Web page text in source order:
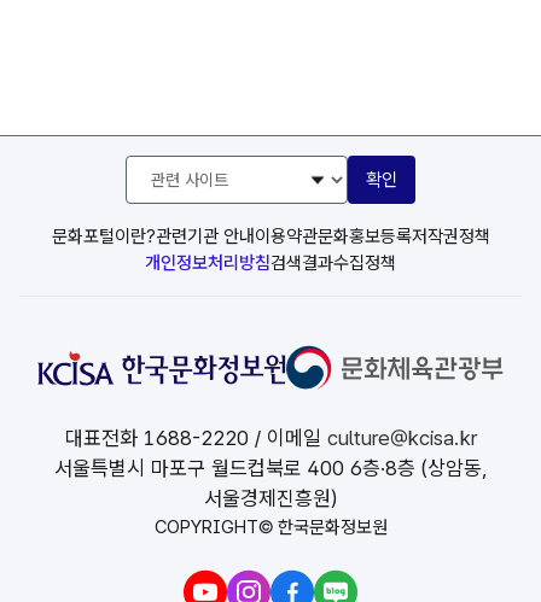
문화포털이란?관련기관 안내이용약관문화홍보등록저작권정책
개인정보처리방침검색결과수집정책
관
사
이
트
확인
대표전화 1688-2220 / 이메일 culture@kcisa.kr
서울특별시 마포구 월드컵북로 400 6층·8층 (상암동,
서울경제진흥원)
COPYRIGHT© 한국문화정보원